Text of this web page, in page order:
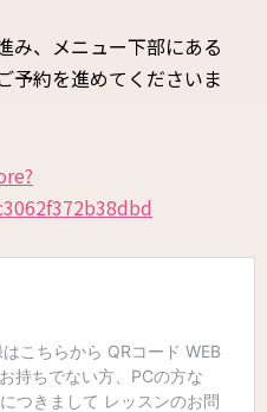
み、メニュー下部にある
予約を進めてくださいま